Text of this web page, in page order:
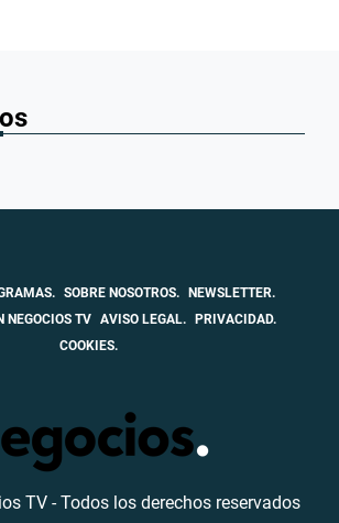
SOBRE NOSOTROS.
NEWSLETTER.
NEGOCIOS TV AVISO LEGAL.
PRIVACIDAD.
COOKIES.
TV - Todos los derechos reservados